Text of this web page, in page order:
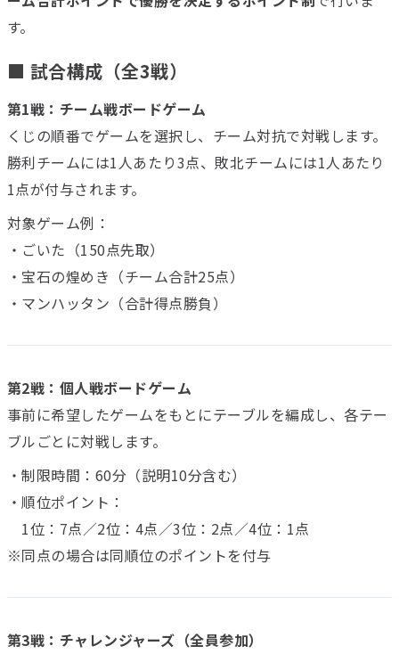
す。
■ 試合構成（全3戦）
第1戦：チーム戦ボードゲーム
くじの順番でゲームを選択し、チーム対抗で対戦します。
勝利チームには1人あたり3点、敗北チームには1人あたり
1点が付与されます。
対象ゲーム例：
・ごいた（150点先取）
・宝石の煌めき（チーム合計25点）
・マンハッタン（合計得点勝負）
第2戦：個人戦ボードゲーム
事前に希望したゲームをもとにテーブルを編成し、各テー
ブルごとに対戦します。
・制限時間：60分（説明10分含む）
・順位ポイント：
1位：7点／2位：4点／3位：2点／4位：1点
※同点の場合は同順位のポイントを付与
第3戦：チャレンジャーズ（全員参加）